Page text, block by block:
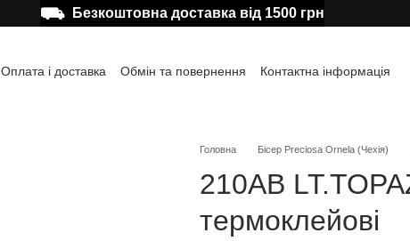
⛟ Безкоштовна доставка від 1500 грн
Оплата і доставка Обмін та повернення
Контактна інформація
Головна Бісер Preciosa Ornela (Чехія)
210AB
термоклейові